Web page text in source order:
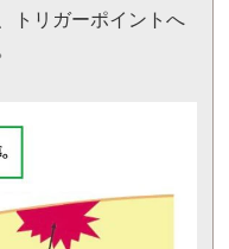
トリガーポイントへ